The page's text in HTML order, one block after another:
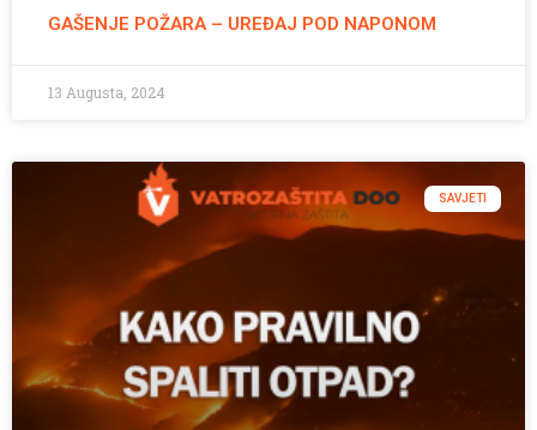
GAŠENJE POŽARA – UREĐAJ POD NAPONOM
13 Augusta, 2024
SAVJETI